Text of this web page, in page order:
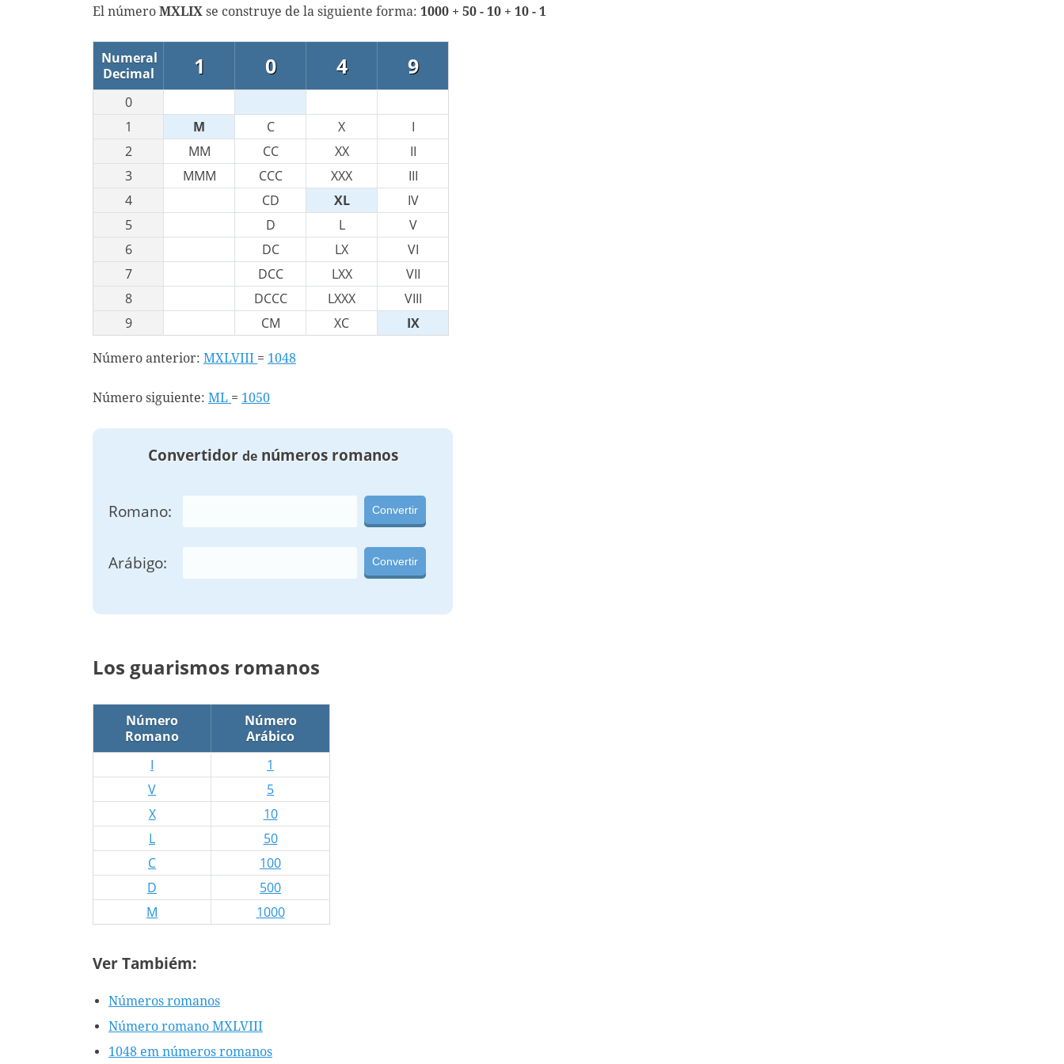
El número MXLIX se construye de la siguiente forma: 1000 + 50 - 10 + 10 - 1
Numeral
Decimal
1 0 4 9
0
1
M C X
I
2
MM CC XX
II
3
MMM CCC XXX
III
4
CD XL
IV
5
D L
V
6
DC LX
VI
7
DCC LXX
VII
8
DCCC LXXX
VIII
9
CM XC IX
Número anterior: MXLVIII = 1048
Número siguiente: ML = 1050
Convertidor denúmeros romanos
Romano: Convertir
Arábigo: Convertir
Los guarismos romanos
Número
Romano
Número
Arábico
I
1
V
5
X
10
L
50
C
100
D
500
M
1000
Ver Tambiém:
Números romanos
Número romano MXLVIII
1048 em números romanos